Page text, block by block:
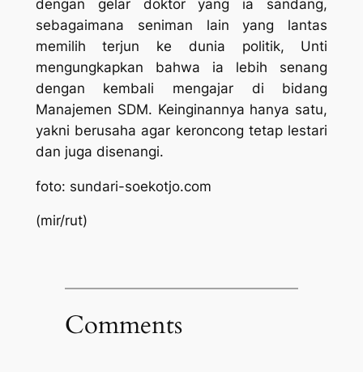
dengan gelar doktor yang ia sandang,
sebagaimana seniman lain yang lantas
memilih terjun ke dunia politik, Unti
mengungkapkan bahwa ia lebih senang
dengan kembali mengajar di bidang
Manajemen SDM. Keinginannya hanya satu,
yakni berusaha agar keroncong tetap lestari
dan juga disenangi.
foto: sundari-soekotjo.com
(mir/rut)
Comments